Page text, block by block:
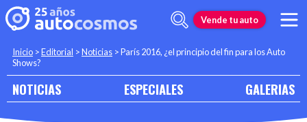
Vende tu auto
Inicio >Editorial >Noticias >París 2016, ¿el principio del fin para los Auto
Shows?
NOTICIAS ESPECIALES GALERIAS